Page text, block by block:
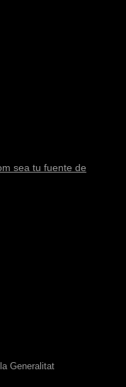
sea tu fuente de
Generalitat